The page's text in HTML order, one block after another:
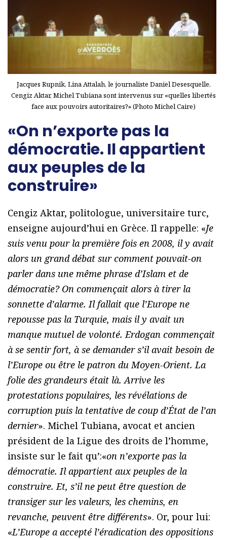
Jacques Rupnik, Lina Attalah, le journaliste Daniel Desesquelle,
Cengiz Aktar, Michel Tubiana sont intervenus sur «quelles libertés
face aux pouvoirs autoritaires?» (Photo Michel Caire)
«On n’exporte pas la
démocratie. Il appartient
aux peuples de la
construire»
Cengiz Aktar, politologue, universitaire turc,
enseigne aujourd’hui en Grèce. Il rappelle: «Je
suis venu pour la première fois en 2008, il y avait
alors un grand débat sur comment pouvait-on
parler dans une même phrase d’Islam et de
démocratie? On commençait alors à tirer la
sonnette d’alarme. Il fallait que l’Europe ne
repousse pas la Turquie, mais il y avait un
manque mutuel de volonté. Erdogan commençait
à se sentir fort, à se demander s’il avait besoin de
l’Europe ou être le patron du Moyen-Orient. La
folie des grandeurs était là. Arrive les
protestations populaires, les révélations de
corruption puis la tentative de coup d’État de l’an
dernier». Michel Tubiana, avocat et ancien
président de la Ligue des droits de l’homme,
insiste sur le fait qu’:«on n’exporte pas la
démocratie. Il appartient aux peuples de la
construire. Et, s’il ne peut être question de
transiger sur les valeurs, les chemins, en
revanche, peuvent être différents». Or, pour lui:
«L’Europe a accepté l’éradication des oppositions